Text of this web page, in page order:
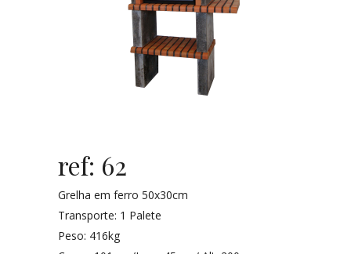
ref: 62
Grelha em ferro 50x30cm
Transporte: 1 Palete
Peso: 416kg